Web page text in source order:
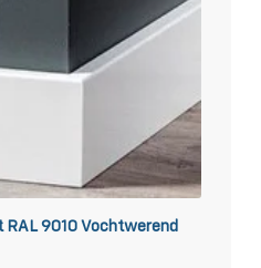
RAL 9010 Vochtwerend